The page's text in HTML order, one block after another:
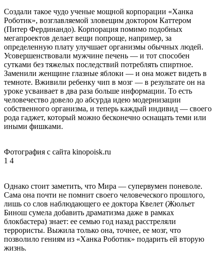
Создали такое чудо ученые мощной корпорации «Ханка
Роботик», возглавляемой зловещим доктором Каттером
(Питер Фердинандо). Корпорация помимо подобных
мегапроектов делает вещи попроще, например, за
определенную плату улучшает организмы обычных людей.
Усовершенствовали мужчине печень — и тот способен
сутками без тяжелых последствий потреблять спиртное.
Заменили женщине глазные яблоки — и она может видеть в
темноте. Вживили ребенку чип в мозг — в результате он на
уроке усваивает в два раза больше информации. То есть
человечество довело до абсурда идею модернизации
собственного организма, и теперь каждый индивид — своего
рода гаджет, который можно бесконечно оснащать теми или
иными фишками.
Фотография с сайта kinopoisk.ru
1 4
Однако стоит заметить, что Мира — супервумен поневоле.
Сама она почти не помнит своего человеческого прошлого,
лишь со слов наблюдающего ее доктора Квелет (Жюльет
Бинош сумела добавить драматизма даже в рамках
блокбастера) знает: ее семью год назад расстреляли
террористы. Выжила только она, точнее, ее мозг, что
позволило гениям из «Ханка Роботик» подарить ей вторую
жизнь.